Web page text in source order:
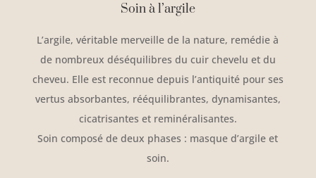
Soin à l’argile
L’argile, véritable merveille de la nature, remédie à
de nombreux déséquilibres du cuir chevelu et du
cheveu. Elle est reconnue depuis l’antiquité pour ses
vertus absorbantes, rééquilibrantes, dynamisantes,
cicatrisantes et reminéralisantes.
Soin composé de deux phases : masque d’argile et
soin.